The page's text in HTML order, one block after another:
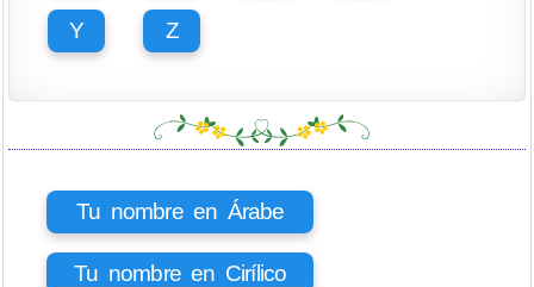
Y Z
Tu nombre en Árabe
Tu nombre en Cirílico